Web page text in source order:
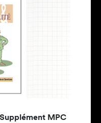
MPC